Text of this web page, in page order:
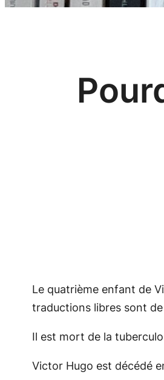
Le quatrième enfant de
traductions libres sont
Il est mort de la
Victor Hugo est décédé